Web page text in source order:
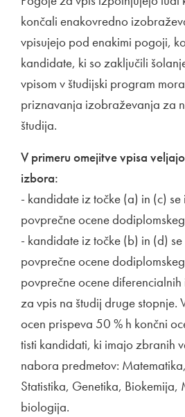
končali enakovredno
vpisujejo pod enakimi pogoji,
kandidate, ki so zaključili
vpisom v študijski program
priznavanja izobraževanja za
študija.
V primeru omejitve vpisa
izbora:
- kandidate iz točke (a) in (c)
povprečne ocene
- kandidate iz točke (b) in (d)
povprečne ocene
povprečne ocene
za vpis na študij druge stopnje.
ocen prispeva 50 % h končni
tisti kandidati, ki imajo zbranih
nabora predmetov:
Statistika, Genetika, Biokemija,
biologija.